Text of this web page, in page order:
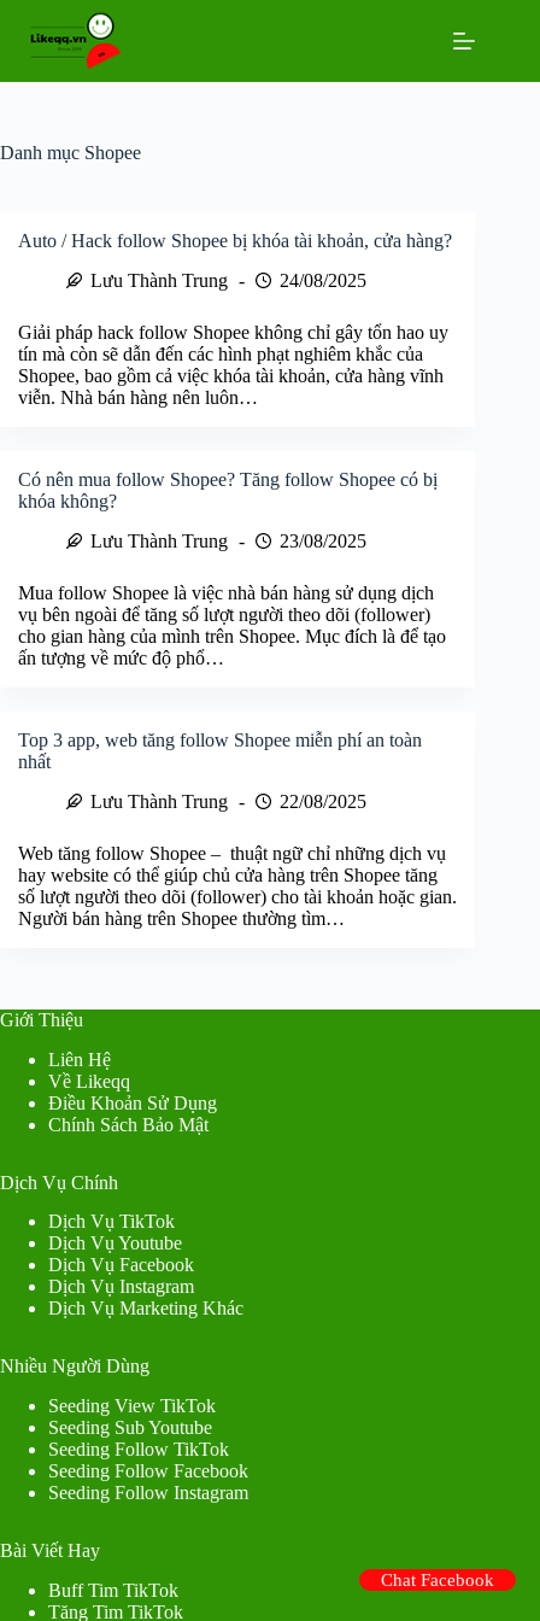
phần
Danh mục Shopee
Auto / Hack follow Shopee bị khóa tài khoản, cửa hàng?
Lưu Thành Trung
24/08/2025
Giải pháp hack follow Shopee không chỉ gây tổn hao uy
tín mà còn sẽ dẫn đến các hình phạt nghiêm khắc của
Shopee, bao gồm cả việc khóa tài khoản, cửa hàng vĩnh
viễn. Nhà bán hàng nên luôn…
Có nên mua follow Shopee? Tăng follow Shopee có bị
khóa không?
Lưu Thành Trung
23/08/2025
Mua follow Shopee là việc nhà bán hàng sử dụng dịch
vụ bên ngoài để tăng số lượt người theo dõi (follower)
cho gian hàng của mình trên Shopee. Mục đích là để tạo
ấn tượng về mức độ phổ…
Top 3 app, web tăng follow Shopee miễn phí an toàn
nhất
Lưu Thành Trung
22/08/2025
Web tăng follow Shopee – thuật ngữ chỉ những dịch vụ
hay website có thể giúp chủ cửa hàng trên Shopee tăng
số lượt người theo dõi (follower) cho tài khoản hoặc gian.
Người bán hàng trên Shopee thường tìm…
Giới Thiệu
Liên Hệ
Về Likeqq
Điều Khoản Sử Dụng
Chính Sách Bảo Mật
Dịch Vụ Chính
Dịch Vụ TikTok
Dịch Vụ Youtube
Dịch Vụ Facebook
Dịch Vụ Instagram
Dịch Vụ Marketing Khác
Nhiều Người Dùng
Seeding View TikTok
Seeding Sub Youtube
Seeding Follow TikTok
Seeding Follow Facebook
Seeding Follow Instagram
Bài Viết Hay
Buff Tim TikTok
Tăng Tim TikTok
Chat Facebook